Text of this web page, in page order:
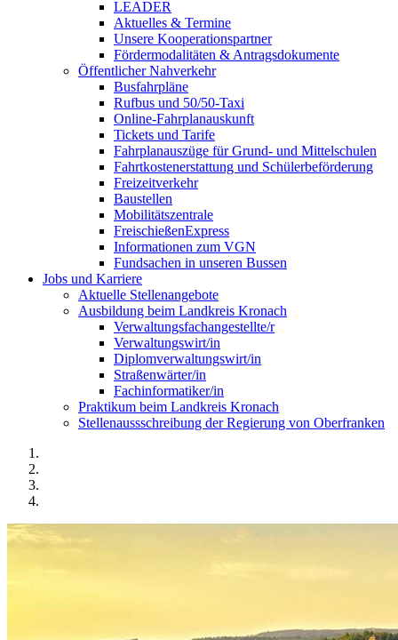
LEADER
Aktuelles & Termine
Unsere Kooperationspartner
Fördermodalitäten & Antragsdokumente
Öffentlicher Nahverkehr
Busfahrpläne
Rufbus und 50/50-Taxi
Online-Fahrplanauskunft
Tickets und Tarife
Fahrplanauszüge für Grund- und Mittelschulen
Fahrtkostenerstattung und Schülerbeförderung
Freizeitverkehr
Baustellen
Mobilitätszentrale
FreischießenExpress
Informationen zum VGN
Fundsachen in unseren Bussen
Jobs und Karriere
Aktuelle Stellenangebote
Ausbildung beim Landkreis Kronach
Verwaltungsfachangestellte/r
Verwaltungswirt/in
Diplomverwaltungswirt/in
Straßenwärter/in
Fachinformatiker/in
Praktikum beim Landkreis Kronach
Stellenaussschreibung der Regierung von Oberfranken